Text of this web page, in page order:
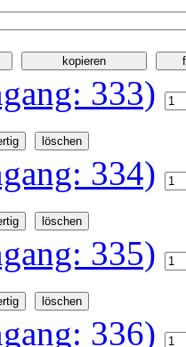
333)
334)
335)
336)